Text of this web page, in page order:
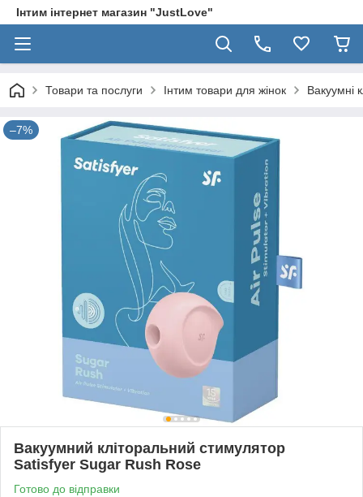
Інтим інтернет магазин "JustLove"
Товари та послуги Інтим товари для жінок Вакуумні
–7%
Вакуумний кліторальний стимулятор
Satisfyer Sugar Rush Rose
Готово до відправки